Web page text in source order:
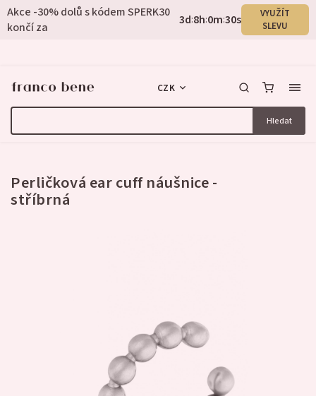
Akce -30% dolů s kódem SPERK30
končí za
3d:8h:0m:30s
VYUŽÍT
SLEVU
Hledat
CZK
2 hodnocení
Perličková ear cuff náušnice -
stříbrná